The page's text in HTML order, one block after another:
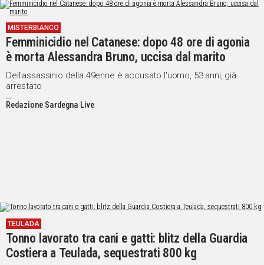
MISTERBIANCO
Femminicidio nel Catanese: dopo 48 ore di agonia
è morta Alessandra Bruno, uccisa dal marito
Dell'assassinio della 49enne è accusato l'uomo, 53 anni, già
arrestato
Redazione Sardegna Live
TEULADA
Tonno lavorato tra cani e gatti: blitz della Guardia
Costiera a Teulada, sequestrati 800 kg